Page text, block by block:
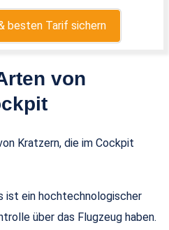
besten Tarif sichern
von
Kratzern, die im Cockpit
ist ein hochtechnologischer
über das Flugzeug haben.